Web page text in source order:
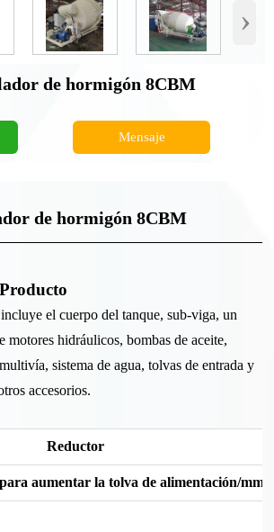
›
de hormigón 8CBM
Mensaje
de hormigón 8CBM
el cuerpo del tanque, sub-viga, un
motores hidráulicos, bombas de aceite,
sistema de agua, tolvas de entrada y
accesorios.
Reductor
aumentar la tolva de alimentación/mm